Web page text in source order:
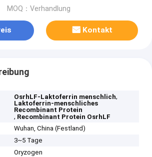
MOQ：Verhandlung
Kontakt
OsrhLF-Laktoferrin menschlich,
Laktoferrin-menschliches
Recombinant Protein
, Recombinant Protein OsrhLF
Wuhan, China (Festland)
3~5 Tage
Oryzogen